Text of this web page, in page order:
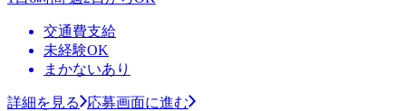
交通費支給
未経験OK
まかないあり
詳細を見る
応募画面に進む